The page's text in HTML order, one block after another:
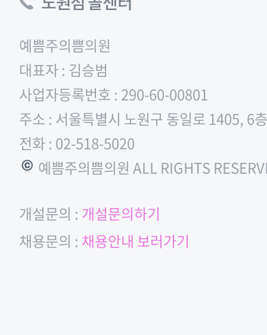
예쁨주의쁨의원
대표자 : 김승범
사업자등록번호 : 290-60-00801
주소 : 서울특별시 노원구 동일로 1405, 6
전화 : 02-518-5020
© 예쁨주의쁨의원 ALL RIGHTS
개설문의 : 개설문의하기
채용문의 : 채용안내 보러가기